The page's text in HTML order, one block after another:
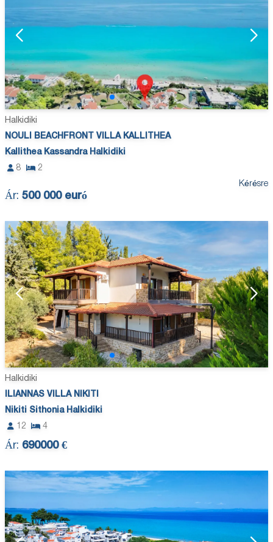
Halkidiki
NOULI BEACHFRONT VILLA KALLITHEA
Kallithea Kassandra Halkidiki
8
2
Kérésre
Ár: 500 000 euró
Halkidiki
ILIANNAS VILLA NIKITI
Nikiti Sithonia Halkidiki
12
4
Ár: 690000 €